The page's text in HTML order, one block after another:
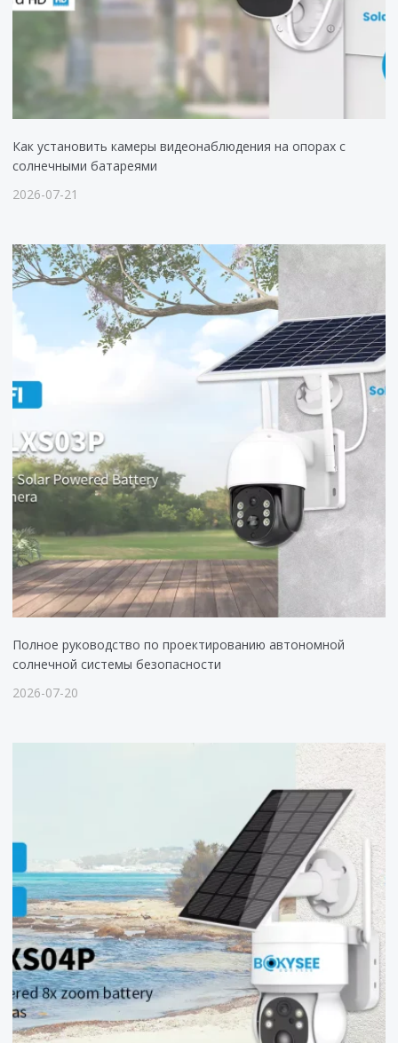
Как установить камеры видеонаблюдения на опорах с
солнечными батареями
2026-07-21
Полное руководство по проектированию автономной
солнечной системы безопасности
2026-07-20